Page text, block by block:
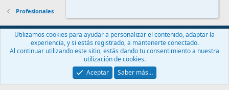
Profesionales
Español (ES)
Contáctanos
Términos y reglas Política de privacidad
Ayuda
Community platform by XenForo® © 2010-2024 XenForo Ltd.
.
Utilizamos cookies para ayudar a personalizar el contenido, adaptar la
experiencia, y si estás registrado, a mantenerte conectado.
Al continuar utilizando este sitio, estás dando tu consentimiento a nuestra
utilización de cookies.
Aceptar
Saber más…